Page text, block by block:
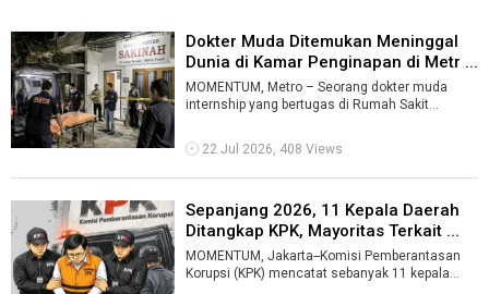
Dokter Muda Ditemukan Meninggal
Dunia di Kamar Penginapan di Metr ...
MOMENTUM, Metro – Seorang dokter muda
internship yang bertugas di Rumah Sakit
du ...
22 Jul 2026, 408 Views
Sepanjang 2026, 11 Kepala Daerah
Ditangkap KPK, Mayoritas Terkait ...
MOMENTUM, Jakarta--Komisi Pemberantasan
Korupsi (KPK) mencatat sebanyak 11 kepala